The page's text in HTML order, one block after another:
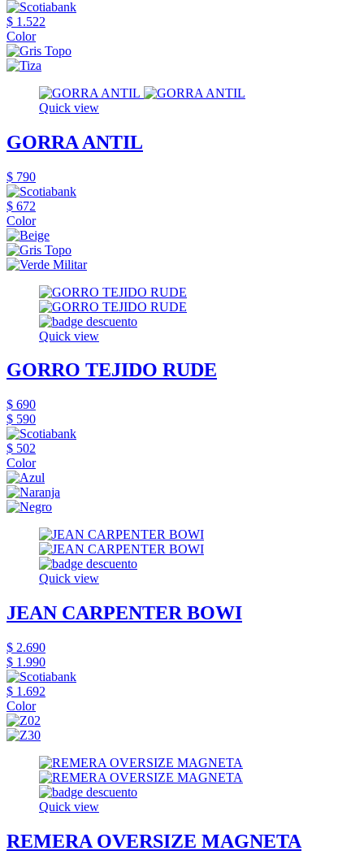
$ 1.522
Color
Quick view
GORRA ANTIL
$ 790
$ 672
Color
Quick view
GORRO TEJIDO RUDE
$ 690
$ 590
$ 502
Color
Quick view
JEAN CARPENTER BOWI
$ 2.690
$ 1.990
$ 1.692
Color
Quick view
REMERA OVERSIZE MAGNETA